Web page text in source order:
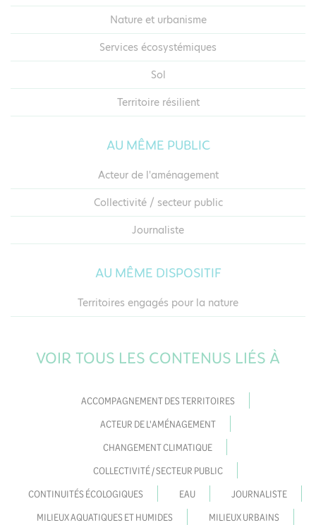
Nature et urbanisme
Services écosystémiques
Sol
Territoire résilient
AU MÊME PUBLIC
Acteur de l'aménagement
Collectivité / secteur public
Journaliste
AU MÊME DISPOSITIF
Territoires engagés pour la nature
VOIR TOUS LES CONTENUS LIÉS À
ACCOMPAGNEMENT DES TERRITOIRES
ACTEUR DE L'AMÉNAGEMENT
CHANGEMENT CLIMATIQUE
COLLECTIVITÉ / SECTEUR PUBLIC
CONTINUITÉS ÉCOLOGIQUES
EAU
JOURNALISTE
MILIEUX AQUATIQUES ET HUMIDES
MILIEUX URBAINS